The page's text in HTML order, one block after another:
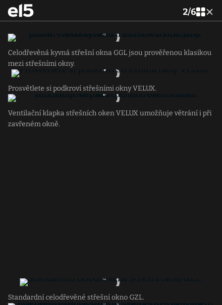
2/6
Celodřevěná kyvná střešní okna GGL jsou prověřenou klasikou
mezi střešními okny.
Prosvětlete si podkroví střešními okny VELUX.
Ventilační klapka střešních oken VELUX umožňuje větrání i při
zavřeném okně.
Standardní celodřevěné střešní okno GZL.